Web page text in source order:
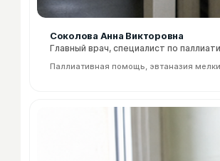
Соколова Анна Викторовна
Главный врач, специалист по
Паллиативная помощь, эвтаназия